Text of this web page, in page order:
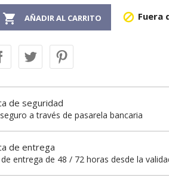
 AÑADIR AL CARRITO  Fuera
de seguridad
a través de pasarela bancaria
de entrega
entrega de 48 / 72 horas desde la